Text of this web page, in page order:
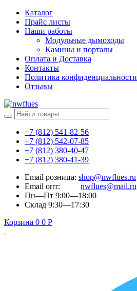
Каталог
Прайс листы
Наши работы
Модульные дымоходы
Камины и порталы
Оплата и Доставка
Контакты
Политика конфиденциальности
Отзывы
+7 (812) 541-82-56
+7 (812) 542-07-85
+7 (812) 380-40-47
+7 (812) 380-41-39
Email розница: shop@nwflues.ru
Email опт: nwflues@mail.ru
Пн—Пт 9:00—18:00
Склад 9:30—17:30
Корзина 0 0 Р